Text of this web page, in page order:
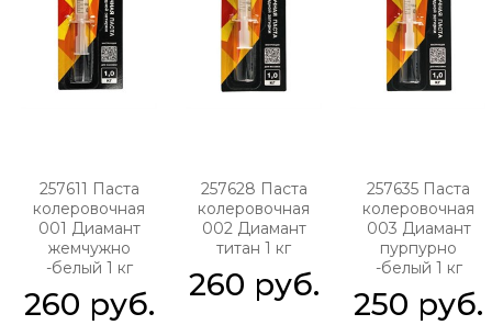
257611 Паста
колеровочная
001 Диамант
жемчужно
-белый 1 кг
260 руб.
257628 Паста
колеровочная
002 Диамант
титан 1 кг
260 руб.
257635 Паста
колеровочная
003 Диамант
пурпурно
-белый 1 кг
250 руб.